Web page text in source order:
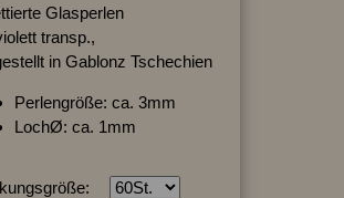
Glasperlen
transp.,
in Gablonz Tschechien
Perlengröße: ca. 3mm
LochØ: ca. 1mm